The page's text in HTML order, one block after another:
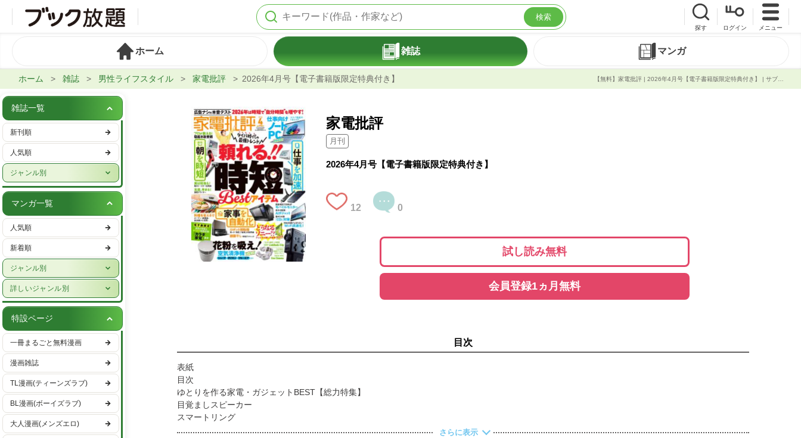
検索
探す ログイン メニュー
ホーム 雑誌 マンガ
ホーム 雑誌 男性ライフスタイル 家電批評 2026年4月号【電子書籍版限定特典付き】
雑誌一覧
新刊順
人気順
ジャンル別
週刊誌
ビジネス・IT・マネー
女性ファッション・美容
女性ライフスタイル・健康
グルメ・レシピ
車・バイク
趣味・エンタメ
スポーツ・アウトドア
男性ライフスタイル
国内旅行
海外旅行
マンガ一覧
人気順
新着順
ジャンル別
少年漫画
青年漫画
女性漫画
詳しいジャンル別
ハーレクイン
ヒューマンドラマ
バトル・アクション
ファンタジー・SF
異世界・転生
ミステリー・サスペンス
特設ページ
一冊まるごと無料漫画
漫画雑誌
TL漫画(ティーンズラブ)
BL漫画(ボーイズラブ)
大人漫画(メンズエロ)
家電批評
月刊
2026年4月号【電子書籍版限定特典付き】
12 0
試し読み無料
会員登録1ヵ月無料
目次
表紙
目次
ゆとりを作る家電・ガジェットBEST【総力特集】
目覚ましスピーカー
スマートリング
さらに表示